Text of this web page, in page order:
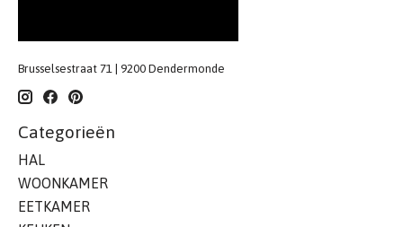
Brusselsestraat 71 | 9200 Dendermonde
Categorieën
HAL
WOONKAMER
EETKAMER